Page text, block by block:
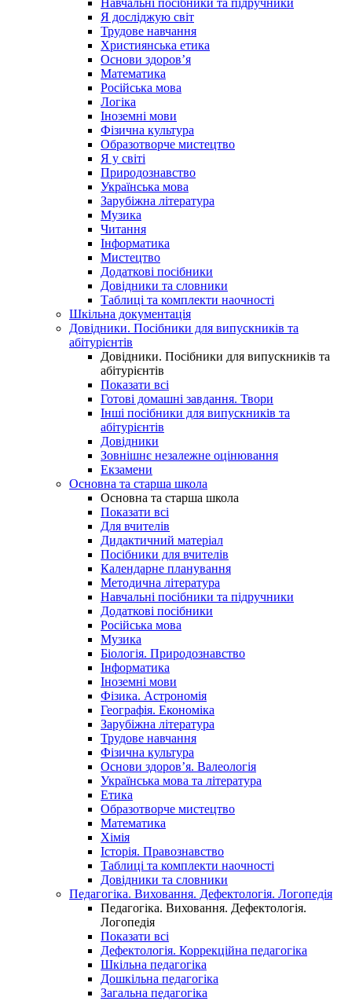
Навчальні посібники та підручники
Я досліджую світ
Трудове навчання
Християнська етика
Основи здоров’я
Математика
Російська мова
Логіка
Іноземні мови
Фізична культура
Образотворче мистецтво
Я у світі
Природознавство
Українська мова
Зарубіжна література
Музика
Читання
Інформатика
Мистецтво
Додаткові посібники
Довідники та словники
Таблиці та комплекти наочності
Шкільна документація
Довідники. Посібники для випускників та
абітурієнтів
Довідники. Посібники для випускників та
абітурієнтів
Показати всі
Готові домашні завдання. Твори
Інші посібники для випускників та
абітурієнтів
Довідники
Зовнішнє незалежне оцінювання
Екзамени
Основна та старша школа
Основна та старша школа
Показати всі
Для вчителів
Дидактичний матеріал
Посібники для вчителів
Календарне планування
Методична література
Навчальні посібники та підручники
Додаткові посібники
Російська мова
Музика
Біологія. Природознавство
Інформатика
Іноземні мови
Фізика. Астрономія
Географія. Економіка
Зарубіжна література
Трудове навчання
Фізична культура
Основи здоров’я. Валеологія
Українська мова та література
Етика
Образотворче мистецтво
Математика
Хімія
Історія. Правознавство
Таблиці та комплекти наочності
Довідники та словники
Педагогіка. Виховання. Дефектологія. Логопедія
Педагогіка. Виховання. Дефектологія.
Логопедія
Показати всі
Дефектологія. Коррекційна педагогіка
Шкільна педагогіка
Дошкільна педагогіка
Загальна педагогіка